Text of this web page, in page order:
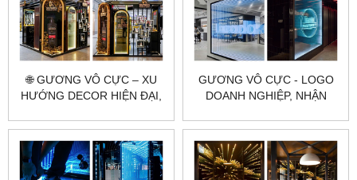
🌐 GƯƠNG VÔ CỰC – XU
HƯỚNG DECOR HIỆN ĐẠI,
GƯƠNG VÔ CỰC - LOGO
DOANH NGHIỆP, NHẬN
CAO